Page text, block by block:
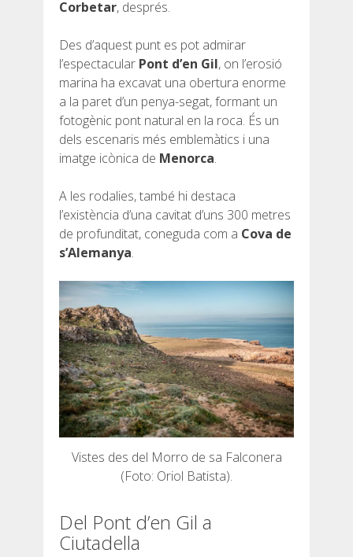
Corbetar, després.
Des d’aquest punt es pot admirar
l’espectacular Pont d’en Gil, on l’erosió
marina ha excavat una obertura enorme
a la paret d’un penya-segat, formant un
fotogènic pont natural en la roca. És un
dels escenaris més emblemàtics i una
imatge icònica de Menorca.
A les rodalies, també hi destaca
l’existència d’una cavitat d’uns 300 metres
de profunditat, coneguda com a Cova de
s’Alemanya.
Vistes des del Morro de sa Falconera
(Foto: Oriol Batista).
Del Pont d’en Gil a
Ciutadella